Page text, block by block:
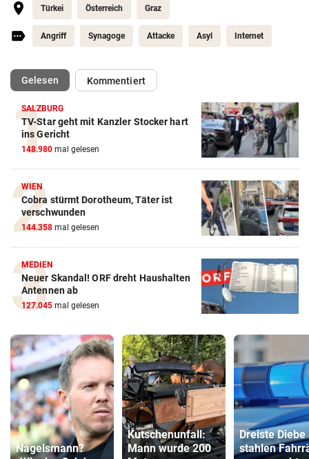
Türkei Österreich Graz
Angriff Synagoge Attacke Asyl Internet
Gelesen(ausgewählt)Kommentiert
SALZBURG
TV-Star geht mit Kanzler Stocker hart
ins Gericht
148.980 mal gelesen
WIEN
Cobra stürmt Dorotheum, Täter ist
verschwunden
144.358 mal gelesen
MEDIEN
Neuer Skandal! ORF dreht Haushalten
Antennen ab
127.045 mal gelesen
Nagelsmann?
Kutschenunfall:
Mann wurde 200
Dreiste Diebe
stahlen